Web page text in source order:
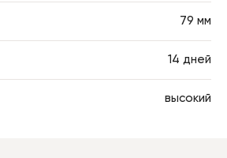
79 мм
14 дней
высокий